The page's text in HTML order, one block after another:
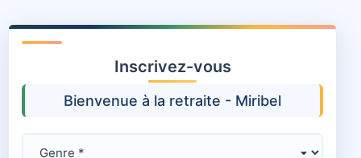
Inscrivez-vous
Bienvenue à la retraite - Miribel